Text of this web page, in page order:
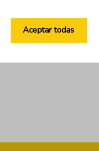
Aceptar todas